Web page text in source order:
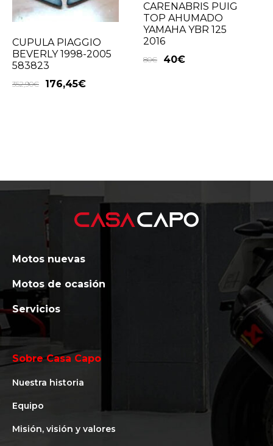
CUPULA PIAGGIO
BEVERLY 1998-2005
583823
352,90€ 176,45€
CARENABRIS PUIG
TOP AHUMADO
YAMAHA YBR 125
2016
80€ 40€
Motos nuevas
Motos de ocasión
Servicios
Sobre Casa Capo
Nuestra historia
Equipo
Misión, visión y valores